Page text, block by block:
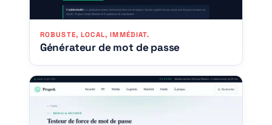
ROBUSTE, LOCAL, IMMÉDIAT.
Générateur de mot de passe